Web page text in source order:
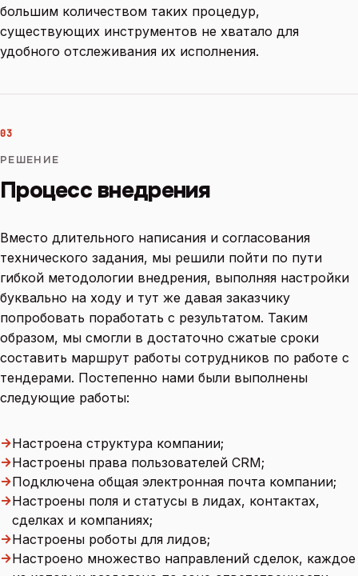
большим количеством таких процедур,
существующих инструментов не хватало для
удобного отслеживания их исполнения.
03
РЕШЕНИЕ
Процесс внедрения
Вместо длительного написания и согласования
технического задания, мы решили пойти по пути
гибкой методологии внедрения, выполняя настройки
буквально на ходу и тут же давая заказчику
попробовать поработать с результатом. Таким
образом, мы смогли в достаточно сжатые сроки
составить маршрут работы сотрудников по работе с
тендерами. Постепенно нами были выполнены
следующие работы:
→Настроена структура компании;
→Настроены права пользователей CRM;
→Подключена общая электронная почта компании;
→Настроены поля и статусы в лидах, контактах,
сделках и компаниях;
→Настроены роботы для лидов;
→Настроено множество направлений сделок, каждое